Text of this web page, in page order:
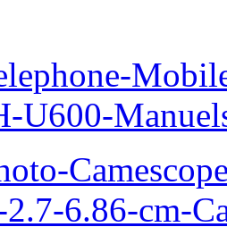
U600-
6.86-cm-